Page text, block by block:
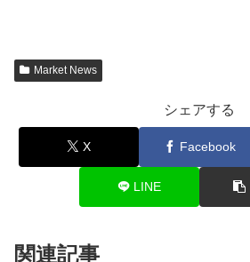
Market News
シェアする
X Facebook
LINE
関連記事